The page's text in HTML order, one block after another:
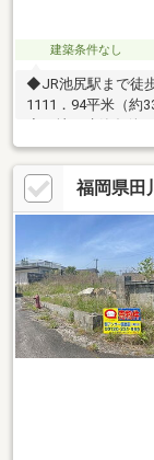
建築条件なし
◆JR池尻駅まで徒
1111．94平米（約
出来ます。
福岡県田